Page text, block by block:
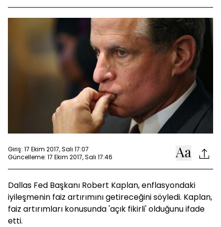
Giriş: 17 Ekim 2017, Salı 17:07
Güncelleme: 17 Ekim 2017, Salı 17:46
Dallas Fed Başkanı Robert Kaplan, enflasyondaki
iyileşmenin faiz artırımını getireceğini söyledi. Kaplan,
faiz artırımları konusunda 'açık fikirli' olduğunu ifade
etti.